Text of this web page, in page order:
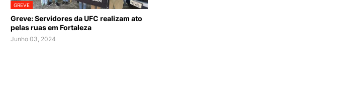
GREVE
Greve: Servidores da UFC realizam ato
pelas ruas em Fortaleza
Junho 03, 2024